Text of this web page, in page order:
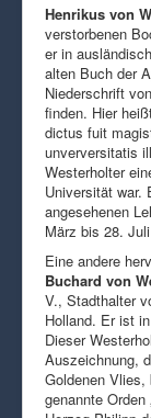
Henrikus von
verstorbenen
er in
alten Buch der
Niederschrift
finden. Hier
dictus fuit
unverversitatis
Westerholter
Universität war.
angesehenen
März bis 28.
Eine andere
Buchard von
V., Stadthalter
Holland. Er ist
Dieser
Auszeichnung,
Goldenen
genannte Orden